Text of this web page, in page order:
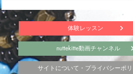
体験レッスン
nuttekitte動画チャンネル
サイトについて・プライバシーポ